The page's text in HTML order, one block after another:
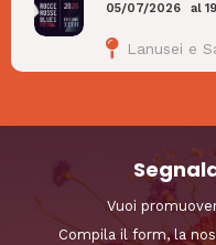
05/07/2026 al
Lanusei e
Vuoi
Compila il form, la